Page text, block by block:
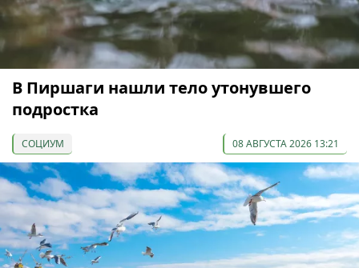
В Пиршаги нашли тело утонувшего
подростка
СОЦИУМ 08 АВГУСТА 2026 13:21